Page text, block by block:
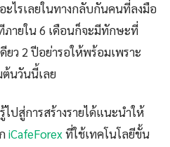
ะไรเลยในทางกลับกันคนที่ลงมือ
ายใน 6 เดือนก็จะมีทักษะที่
ยว 2 ปีอย่ารอให้พร้อมเพราะ
นวันนี้เลย
ปสู่การสร้างรายได้แนะนำให้
iCafeForex ที่ใช้เทคโนโลยีขั้น